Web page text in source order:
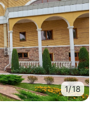
1/18